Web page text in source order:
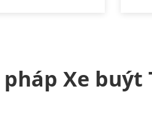
pháp Xe buýt